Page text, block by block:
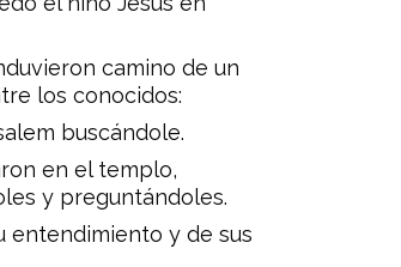
camino de un
los conocidos:
buscándole.
en el templo,
y preguntándoles.
entendimiento y de sus